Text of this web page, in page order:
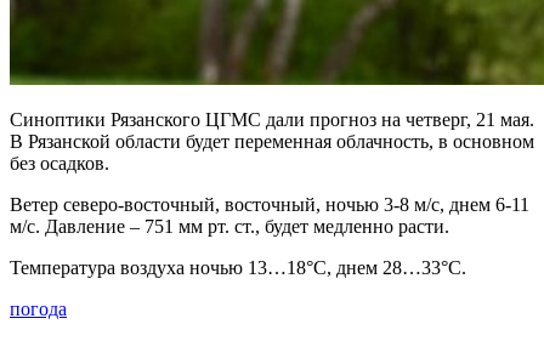
Синоптики Рязанского ЦГМС дали прогноз на четверг, 21 мая.
В Рязанской области будет переменная облачность, в основном
без осадков.
Ветер северо-восточный, восточный, ночью 3-8 м/с, днем 6-11
м/с. Давление – 751 мм рт. ст., будет медленно расти.
Температура воздуха ночью 13…18°С, днем 28…33°С.
погода